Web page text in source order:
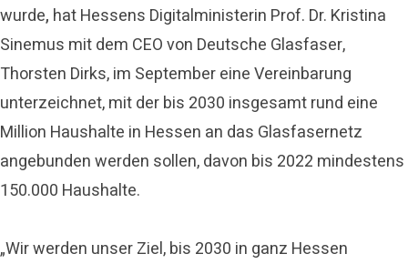
wurde, hat Hessens Digitalministerin Prof. Dr. Kristina
Sinemus mit dem CEO von Deutsche Glasfaser,
Thorsten Dirks, im September eine Vereinbarung
unterzeichnet, mit der bis 2030 insgesamt rund eine
Million Haushalte in Hessen an das Glasfasernetz
angebunden werden sollen, davon bis 2022 mindestens
150.000 Haushalte.
„Wir werden unser Ziel, bis 2030 in ganz Hessen